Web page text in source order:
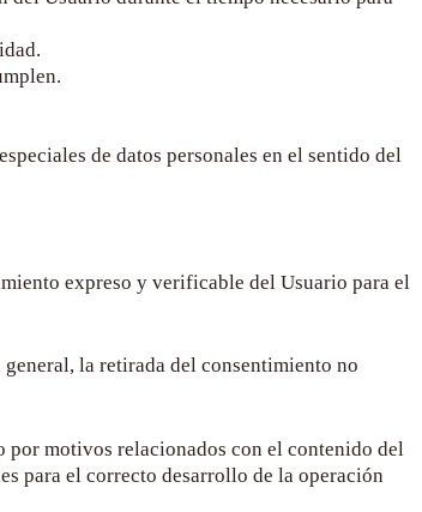
de datos personales en el sentido del
expreso y verificable del Usuario para el
la retirada del consentimiento no
por motivos relacionados con el contenido del
para el correcto desarrollo de la operación